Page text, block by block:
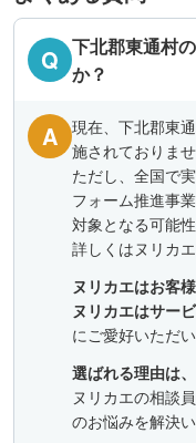
Q 下北郡東通村
か？
A
現在、下北郡東
施されておりませ
ただし、全国で
フォーム推進事
対象となる可能
詳しくはヌリカ
ヌリカエはお客
ヌリカエはサー
にご愛好いただ
選ばれる理由は
ヌリカエの相談
のお悩みを解決い